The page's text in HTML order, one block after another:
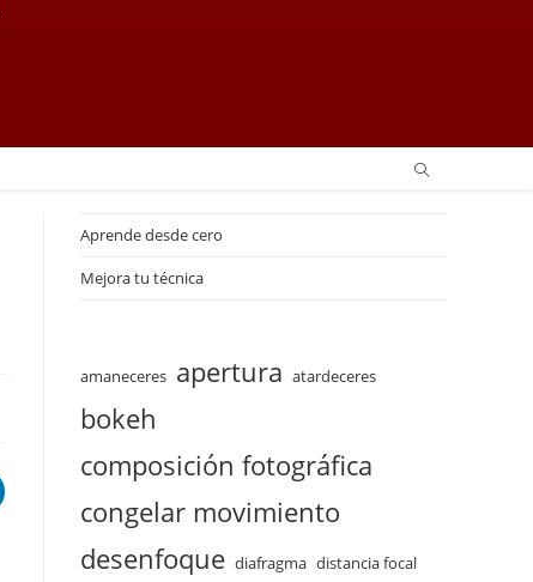
Aprende desde cero
Mejora tu técnica
amaneceres apertura atardeceres
bokeh
composición fotográfica
congelar movimiento
desenfoque diafragma distancia focal